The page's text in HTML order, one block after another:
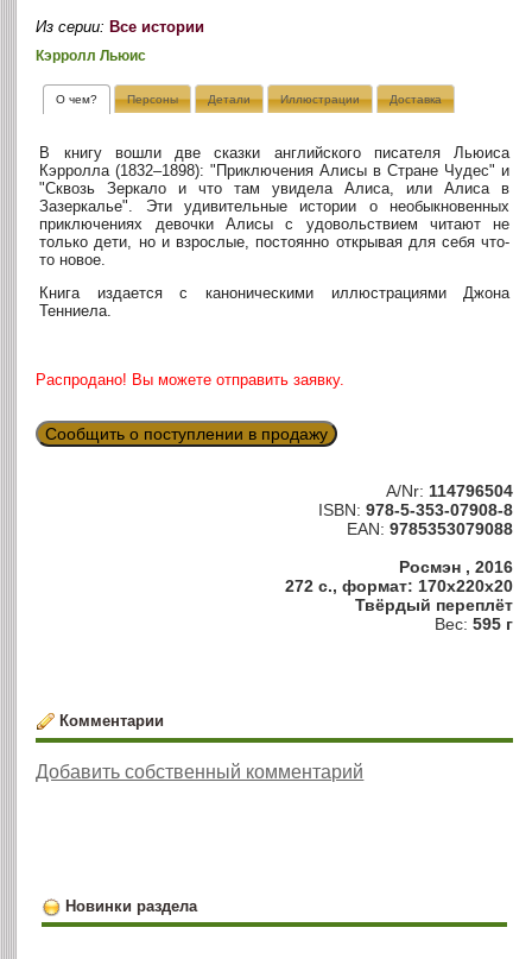
Из серии:Все истории
Кэрролл Льюис
О чем? Персоны Детали Иллюстрации Доставка
В книгу вошли две сказки английского писателя Льюиса
Кэрролла (1832–1898): "Приключения Алисы в Стране Чудес" и
"Сквозь Зеркало и что там увидела Алиса, или Алиса в
Зазеркалье". Эти удивительные истории о необыкновенных
приключениях девочки Алисы с удовольствием читают не
только дети, но и взрослые, постоянно открывая для себя что-
то новое.
Книга издается с каноническими иллюстрациями Джона
Тенниела.
Распродано! Вы можете отправить заявку.
Сообщить о поступлении в продажу
A/Nr: 114796504
ISBN: 978-5-353-07908-8
EAN: 9785353079088
Росмэн , 2016
272 с., формат: 170x220x20
Твёрдый переплёт
Вес: 595 г
Комментарии
Добавить собственный комментарий
Новинки раздела